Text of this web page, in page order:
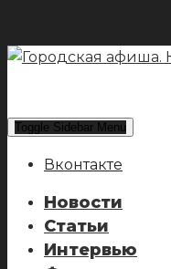
Toggle Sidebar Menu
Вконтакте
Новости
Статьи
Интервью